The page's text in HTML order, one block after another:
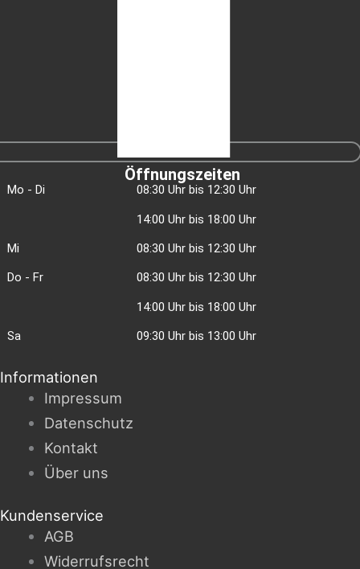
Öffnungszeiten
Mo - Di 08:30 Uhr bis 12:30 Uhr
14:00 Uhr bis 18:00 Uhr
Mi 08:30 Uhr bis 12:30 Uhr
Do - Fr 08:30 Uhr bis 12:30 Uhr
14:00 Uhr bis 18:00 Uhr
Sa 09:30 Uhr bis 13:00 Uhr
Informationen
Impressum
Datenschutz
Kontakt
Über uns
Kundenservice
AGB
Widerrufsrecht